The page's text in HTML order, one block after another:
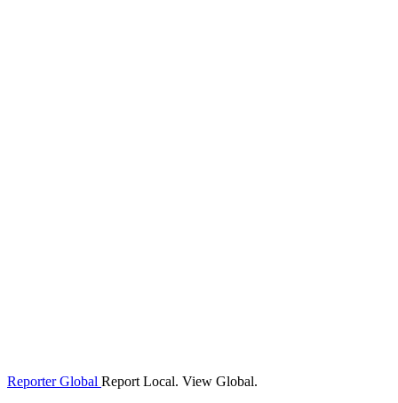
Reporter Global Report Local. View Global.